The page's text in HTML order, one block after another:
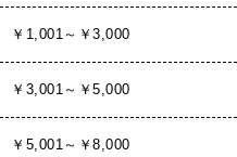
￥1,001～￥3,000
￥3,001～￥5,000
￥5,001～￥8,000